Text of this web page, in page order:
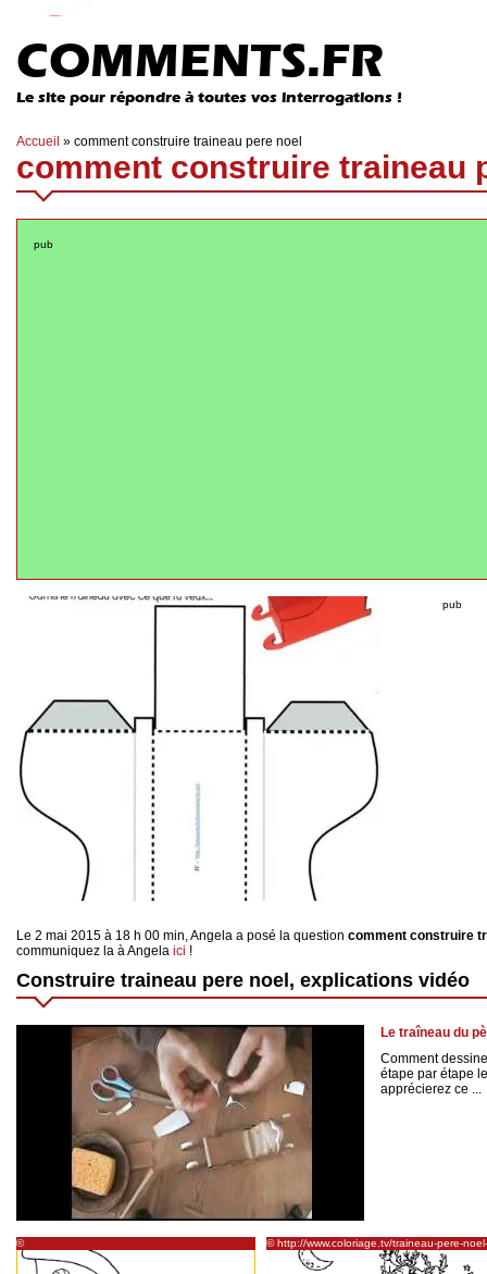
COMMENTS.FR
Le site pour répondre à toutes vos interrogations !
Accueil » comment construire traineau pere noel
comment construire traineau
pub
pub
Le 2 mai 2015 à 18 h 00 min, Angela a posé la question comment construire
communiquez la à Angela ici !
Construire traineau pere noel, explications vidéo
Le traîneau du
Comment
étape par étape
apprécierez ce ...
©
http://nounoubricabrac.centerblog.net/3427913-
Traineau--du-Pere-Noel-a-colorier
© http://www.coloriage.tv/traineau-pere-noel-
coloriage